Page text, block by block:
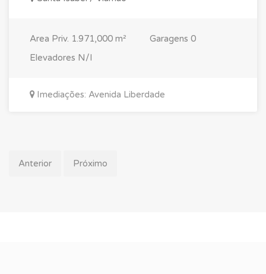
Area Priv. 1.971,000 m² Garagens 0
Elevadores N/I
Imediações: Avenida Liberdade
Anterior Próximo